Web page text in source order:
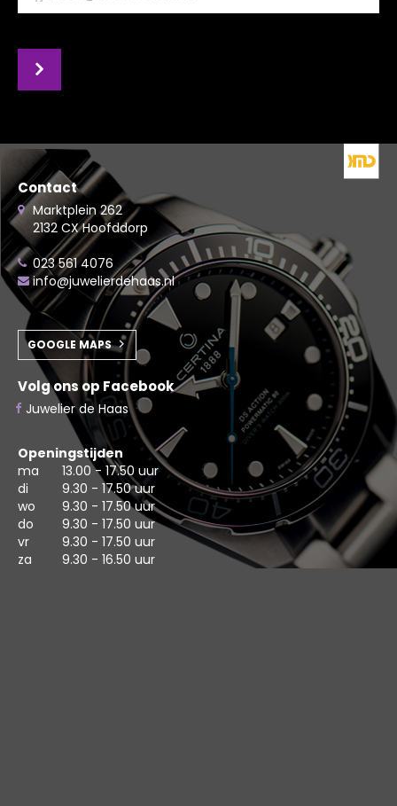
Contact
Marktplein 262
2132 CX Hoofddorp
023 561 4076
info@juwelierdehaas.nl
GOOGLE MAPS
Volg ons op Facebook
Juwelier de Haas
Openingstijden
ma
13.00 - 17.50 uur
di
9.30 - 17.50 uur
wo
9.30 - 17.50 uur
do
9.30 - 17.50 uur
vr
9.30 - 17.50 uur
za
9.30 - 16.50 uur